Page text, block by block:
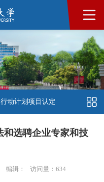
动计划项目认定
和选聘企业专家和技
编辑： 访问量： 634